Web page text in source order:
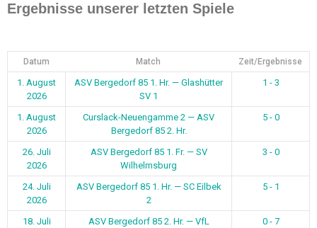
Ergebnisse unserer letzten Spiele
Datum Match Zeit/Ergebnisse
1. August
2026
ASV Bergedorf 85 1. Hr. — Glashütter
SV 1
1 - 3
1. August
2026
Curslack-Neuengamme 2 — ASV
Bergedorf 85 2. Hr.
5 - 0
26. Juli
2026
ASV Bergedorf 85 1. Fr. — SV
Wilhelmsburg
3 - 0
24. Juli
2026
ASV Bergedorf 85 1. Hr. — SC Eilbek
2
5 - 1
18. Juli
ASV Bergedorf 85 2. Hr. — VfL
0 - 7